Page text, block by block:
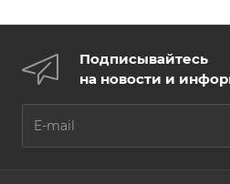
Подписывайтесь
на новости и